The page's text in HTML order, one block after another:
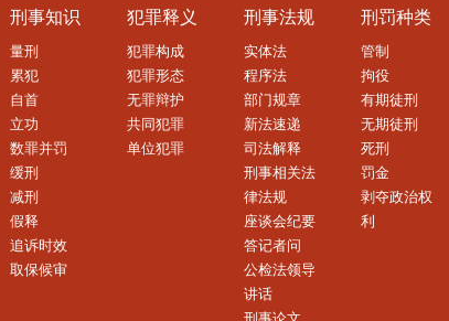
刑事知识
量刑
累犯
自首
立功
数罪并罚
缓刑
减刑
假释
追诉时效
取保候审
犯罪释义
犯罪构成
犯罪形态
无罪辩护
共同犯罪
单位犯罪
刑事法规
实体法
程序法
部门规章
新法速递
司法解释
刑事相关法
律法规
座谈会纪要
答记者问
公检法领导
讲话
刑罚种类
管制
拘役
有期徒刑
无期徒刑
死刑
罚金
剥夺政治权
利